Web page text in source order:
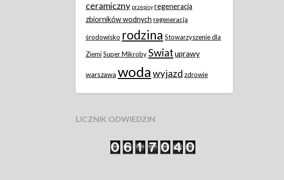
ceramiczny przepisy regeneracja
zbiorników wodnych regeneracja
środowisko rodzina Stowarzyszenie dla
ZiemiSuper MikrobySwiat uprawy
warszawa woda wyjazd zdrowie
LICZNIK ODWIEDZIN